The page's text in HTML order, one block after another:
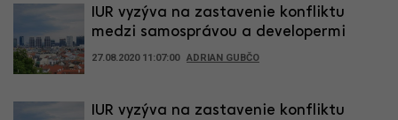
IUR vyzýva na zastavenie konfliktu
medzi samosprávou a developermi
27.08.2020 11:07:00 ADRIAN GUBČO
IUR vyzýva na zastavenie konfliktu